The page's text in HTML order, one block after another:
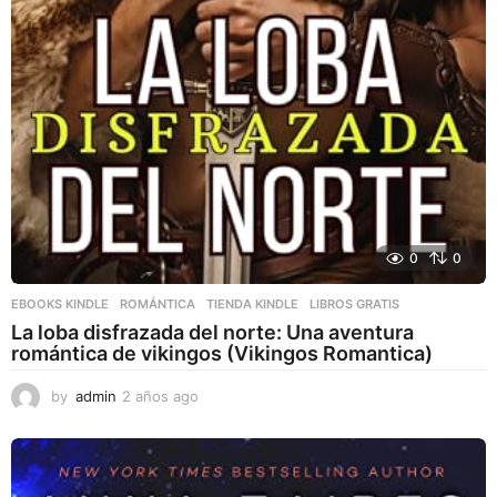
0 0
EBOOKS KINDLE ,ROMÁNTICA ,TIENDA KINDLE LIBROS GRATIS
La loba disfrazada del norte: Una aventura
romántica de vikingos (Vikingos Romantica)
by admin 2 años ago
ñ
o
s